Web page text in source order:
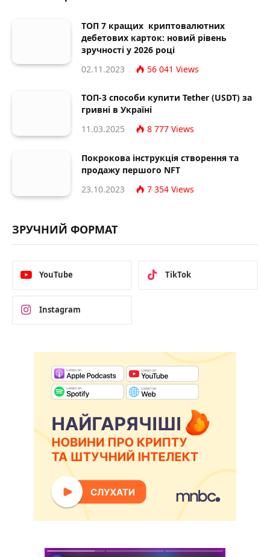
ТОП 7 кращих криптовалютних
дебетових карток: новий рівень
зручності у 2026 році
02.11.2023
56 041 Views
ТОП-3 способи купити Tether (USDT) за
гривні в Україні
11.03.2025
8 777 Views
Покрокова інструкція створення та
продажу першого NFT
23.10.2023
7 354 Views
ЗРУЧНИЙ ФОРМАТ
YouTube TikTok
Instagram